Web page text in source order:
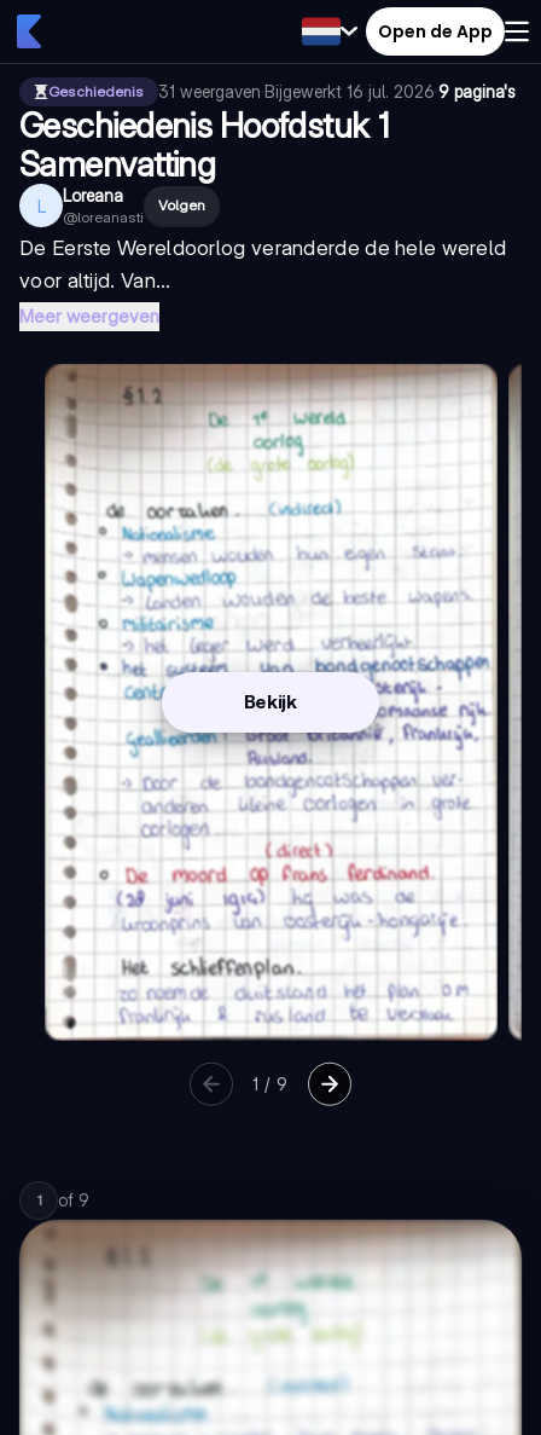
Open de App
Geschiedenis 31 weergaven·Bijgewerkt 16 jul. 2026·9 pagina's
Geschiedenis Hoofdstuk 1
Samenvatting
L Loreana
@loreanasti
Volgen
De Eerste Wereldoorlog veranderde de hele wereld
voor altijd. Van...
Meer weergeven
Bekijk
1 /9
1 of 9